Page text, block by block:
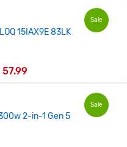
Sale
15IAX9E 83LK
Sale
2-in-1 Gen 5